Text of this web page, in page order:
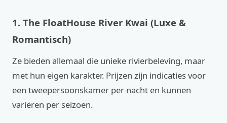
1. The FloatHouse River Kwai (Luxe &
Romantisch)
Ze bieden allemaal die unieke rivierbeleving, maar
met hun eigen karakter. Prijzen zijn indicaties voor
een tweepersoonskamer per nacht en kunnen
variëren per seizoen.